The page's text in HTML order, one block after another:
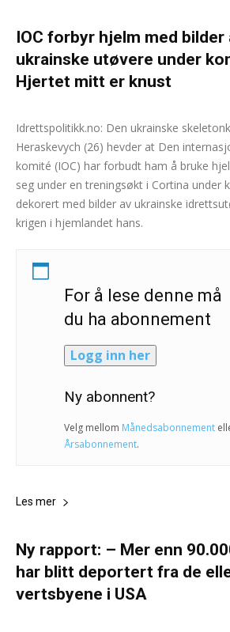
IOC forbyr hjelm med bilder
ukrainske utøvere under
Hjertet mitt er knust
Andreas Selliaas - 10. februar 2026
Idrettspolitikk.no: Den ukrainske
Heraskevych (26) hevder at Den
komité (IOC) har forbudt ham å bruke
seg under en treningsøkt i Cortina under
dekorert med bilder av ukrainske
krigen i hjemlandet hans.
For å lese denne må
du ha abonnement
Logg inn her
Ny abonnent?
Velg mellom Månedsabonnement
Årsabonnement.
Les mer
Ny rapport: – Mer enn
har blitt deportert fra de
vertsbyene i USA
Andreas Selliaas og Samindra Kunti